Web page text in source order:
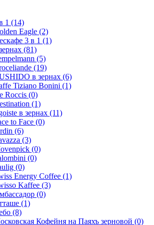
1 (14)
Eagle (2)
3 в 1 (1)
(81)
(5)
(19)
в зернах (6)
Tiziano Bonini (1)
Roccis (0)
(1)
в зернах (11)
to Face (0)
(6)
(3)
(0)
(0)
(0)
Energy Coffee (1)
Kaffee (3)
(0)
(1)
(8)
Кофейня на Паяхъ зерновой (0)